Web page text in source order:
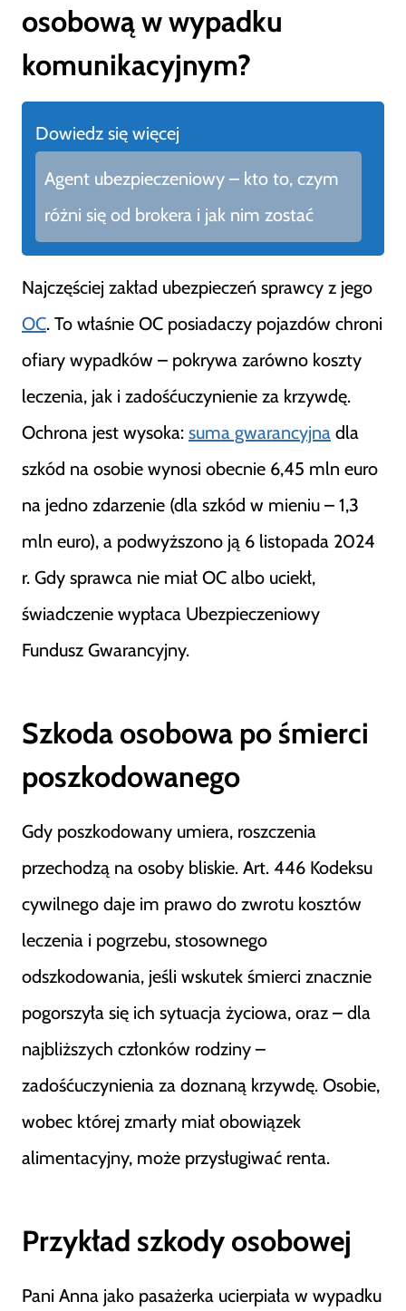
osobową w wypadku
komunikacyjnym?
Dowiedz się więcej
Agent ubezpieczeniowy – kto to, czym
różni się od brokera i jak nim zostać
Najczęściej zakład ubezpieczeń sprawcy z jego
OC. To właśnie OC posiadaczy pojazdów chroni
ofiary wypadków – pokrywa zarówno koszty
leczenia, jak i zadośćuczynienie za krzywdę.
Ochrona jest wysoka: suma gwarancyjna dla
szkód na osobie wynosi obecnie 6,45 mln euro
na jedno zdarzenie (dla szkód w mieniu – 1,3
mln euro), a podwyższono ją 6 listopada 2024
r. Gdy sprawca nie miał OC albo uciekł,
świadczenie wypłaca Ubezpieczeniowy
Fundusz Gwarancyjny.
Szkoda osobowa po śmierci
poszkodowanego
Gdy poszkodowany umiera, roszczenia
przechodzą na osoby bliskie. Art. 446 Kodeksu
cywilnego daje im prawo do zwrotu kosztów
leczenia i pogrzebu, stosownego
odszkodowania, jeśli wskutek śmierci znacznie
pogorszyła się ich sytuacja życiowa, oraz – dla
najbliższych członków rodziny –
zadośćuczynienia za doznaną krzywdę. Osobie,
wobec której zmarły miał obowiązek
alimentacyjny, może przysługiwać renta.
Przykład szkody osobowej
Pani Anna jako pasażerka ucierpiała w wypadku